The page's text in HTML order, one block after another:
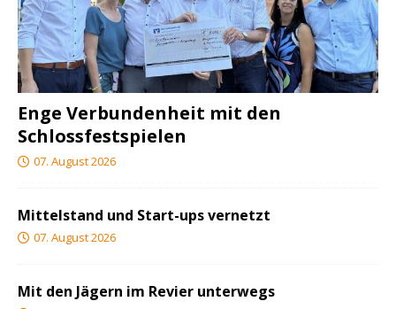
Enge Verbundenheit mit den
Schlossfestspielen
07. August 2026
Mittelstand und Start-ups vernetzt
07. August 2026
Mit den Jägern im Revier unterwegs